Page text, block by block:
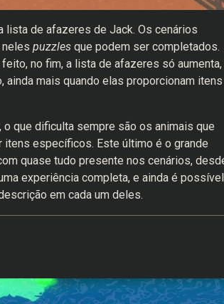
lista de afazeres de Jack. Os cenários
puzzles que podem ser completados.
no fim, a lista de afazeres só aumenta,
mais quando elas proporcionam itens
que dificulta sempre são os animais que
itens específicos. Este último é o grande
quase tudo presente nos cenários,
experiência completa, e ainda é possível
em cada um deles.